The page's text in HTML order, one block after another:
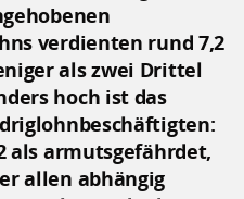
verdienten rund 7,2
als zwei Drittel
hoch ist das
als armutsgefährdet,
allen abhängig